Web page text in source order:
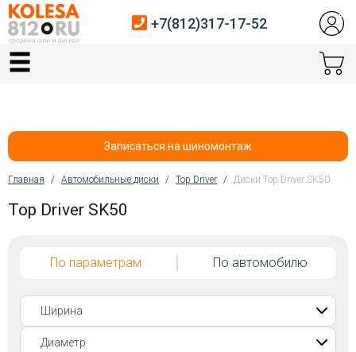
Главная
Автосервис
Датчики давления
Покупателям
Контакты
+7(812)317-17-52
Записаться на шиномонтаж
Вы здесь
Главная / Автомобильные диски / Top Driver / Диски Top Driver SK50
Top Driver SK50
По параметрам По автомобилю